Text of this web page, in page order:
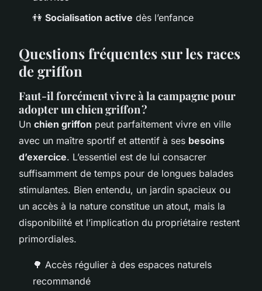
👫 Socialisation active dès l’enfance
Questions fréquentes sur les races
de griffon
Faut-il forcément vivre à la campagne pour
adopter un chien griffon ?
Un chien griffon peut parfaitement vivre en ville
avec un maître sportif et attentif à ses besoins
d’exercice. L’essentiel est de lui consacrer
suffisamment de temps pour de longues balades
stimulantes. Bien entendu, un jardin spacieux ou
un accès à la nature constitue un atout, mais la
disponibilité et l’implication du propriétaire restent
primordiales.
🌳 Accès régulier à des espaces naturels
recommandé